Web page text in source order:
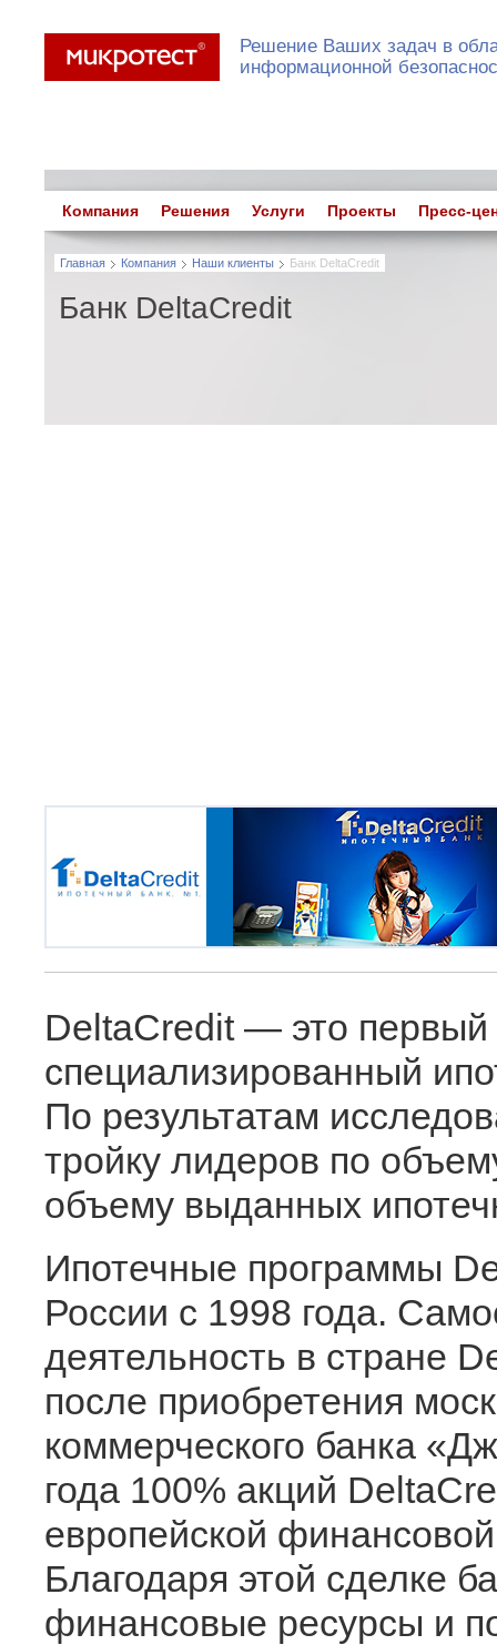
Решение Ваших задач в
информационной
Компания Решения Услуги Проекты Пресс-
Главная Компания Наши клиенты Банк DeltaCredit
Банк DeltaCredit
DeltaCredit — это первый
специализированный
По результатам
тройку лидеров по
объему выданных
Ипотечные программы
России с 1998 года.
деятельность в стране
после приобретения
коммерческого банка
года 100% акций
европейской
Благодаря этой сделке
финансовые ресурсы и